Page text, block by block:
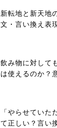
新転地と新天地
文・言い換え表
飲み物に対して
は使えるのか？
「やらせていた
て正しい？言い